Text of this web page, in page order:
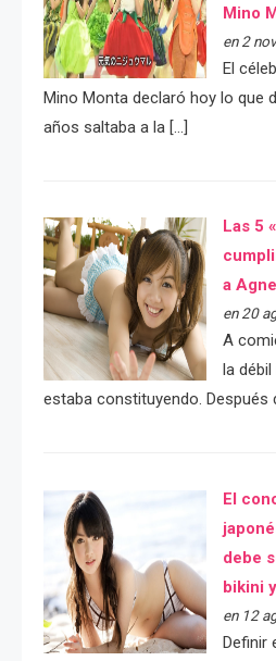
Mino
en 2
El
Mino Monta declaró hoy lo que
años saltaba a la […]
Las 5
a
en 20
A
la
estaba constituyendo. Después
El
debe
bikini
en 12
Definir